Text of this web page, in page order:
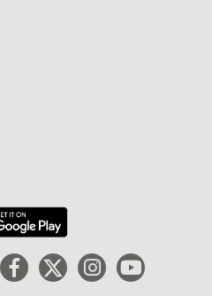
Facebook
X
Instagram